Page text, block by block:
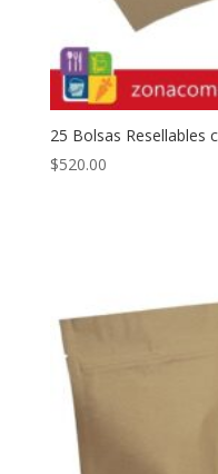
25 Bolsas Resellables
$520.00